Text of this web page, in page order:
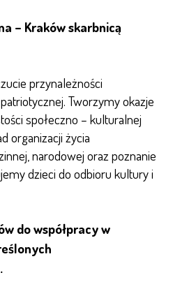
– Kraków skarbnicą
przynależności
Tworzymy okazje
społeczno – kulturalnej
organizacji życia
narodowej oraz poznanie
dzieci do odbioru kultury i
do współpracy w